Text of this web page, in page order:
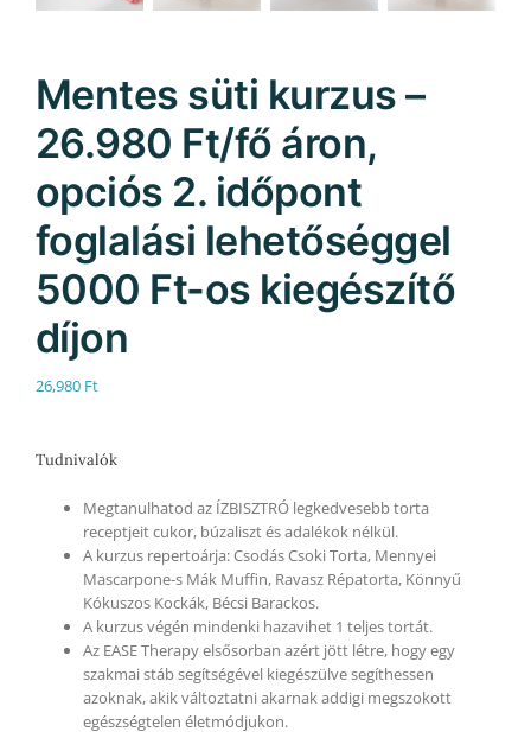
Mentes süti kurzus –
26.980 Ft/fő áron,
opciós 2. időpont
foglalási lehetőséggel
5000 Ft-os kiegészítő
díjon
26,980 Ft
Tudnivalók
Megtanulhatod az ÍZBISZTRÓ legkedvesebb torta
receptjeit cukor, búzaliszt és adalékok nélkül.
A kurzus repertoárja: Csodás Csoki Torta, Mennyei
Mascarpone-s Mák Muffin, Ravasz Répatorta, Könnyű
Kókuszos Kockák, Bécsi Barackos.
A kurzus végén mindenki hazavihet 1 teljes tortát.
Az EASE Therapy elsősorban azért jött létre, hogy egy
szakmai stáb segítségével kiegészülve segíthessen
azoknak, akik változtatni akarnak addigi megszokott
egészségtelen életmódjukon.